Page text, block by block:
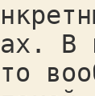
В
то